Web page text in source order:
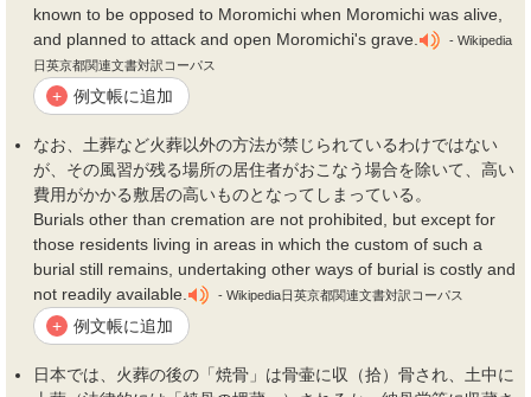
known to be opposed to Moromichi when Moromichi was alive,
and planned to attack and open Moromichi's grave.
- Wikipedia
日英京都関連文書対訳コーパス
+ 例文帳に追加
なお、 土葬など火葬以外の方法が禁じられているわけではない
が、その風習が残る場所の居住者がおこなう場合を除いて、高い
費用がかかる敷居の高いものとなってしまっている。
Burials other than cremation are not prohibited, but except for
those residents living in areas in which the custom of such a
burial still remains, undertaking other ways of burial is costly and
not readily available.
- Wikipedia日英京都関連文書対訳コーパス
+ 例文帳に追加
日本では、火葬の後の「焼骨」は骨壷に収（拾）骨され、土中に